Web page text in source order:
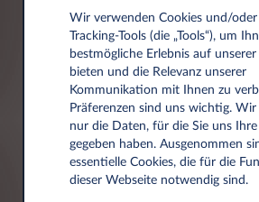
Ihr Vertrauen ist uns wichtig.
respektieren wir den Datenschutz
informieren Sie über die
gespeicherten Daten und Ihre
Unsere Datenschutzerklärung
welche personenbezogenen Daten
der Nutzung der Leasys-Webseite
Wir verwenden Cookies und/oder
Tracking‑Tools (die „Tools“), um
bestmögliche Erlebnis auf
bieten und die Relevanz unserer
Kommunikation mit Ihnen zu
Präferenzen sind uns wichtig.
nur die Daten, für die Sie uns
gegeben haben. Ausgenommen
essentielle Cookies, die für die
dieser Webseite notwendig sind.